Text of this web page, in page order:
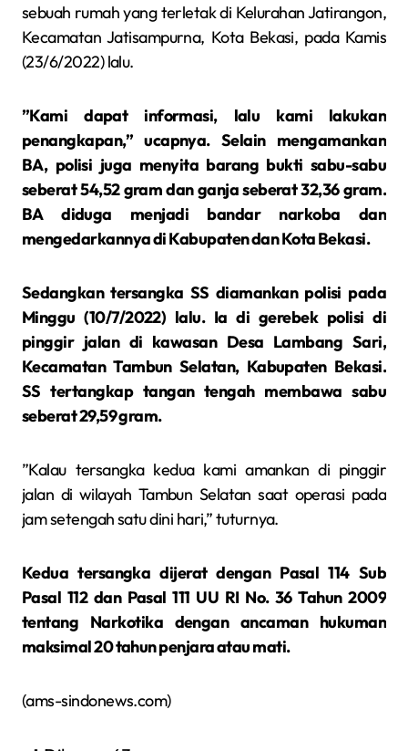
sebuah rumah yang terletak di Kelurahan Jatirangon,
Kecamatan Jatisampurna, Kota Bekasi, pada Kamis
(23/6/2022) lalu.
”Kami dapat informasi, lalu kami lakukan
penangkapan,” ucapnya. Selain mengamankan
BA, polisi juga menyita barang bukti sabu-sabu
seberat 54,52 gram dan ganja seberat 32,36 gram.
BA diduga menjadi bandar narkoba dan
mengedarkannya di Kabupaten dan Kota Bekasi.
Sedangkan tersangka SS diamankan polisi pada
Minggu (10/7/2022) lalu. Ia di gerebek polisi di
pinggir jalan di kawasan Desa Lambang Sari,
Kecamatan Tambun Selatan, Kabupaten Bekasi.
SS tertangkap tangan tengah membawa sabu
seberat 29,59 gram.
”Kalau tersangka kedua kami amankan di pinggir
jalan di wilayah Tambun Selatan saat operasi pada
jam setengah satu dini hari,” tuturnya.
Kedua tersangka dijerat dengan Pasal 114 Sub
Pasal 112 dan Pasal 111 UU RI No. 36 Tahun 2009
tentang Narkotika dengan ancaman hukuman
maksimal 20 tahun penjara atau mati.
(ams-sindonews.com)